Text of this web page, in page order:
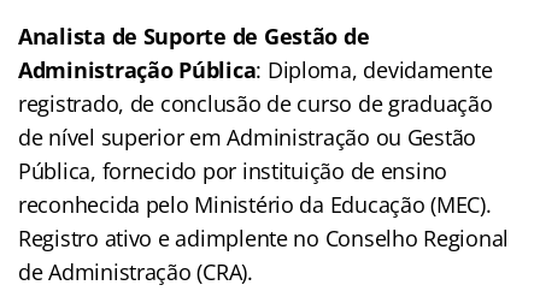
Analista de Suporte de Gestão de
Administração Pública: Diploma, devidamente
registrado, de conclusão de curso de graduação
de nível superior em Administração ou Gestão
Pública, fornecido por instituição de ensino
reconhecida pelo Ministério da Educação (MEC).
Registro ativo e adimplente no Conselho Regional
de Administração (CRA).